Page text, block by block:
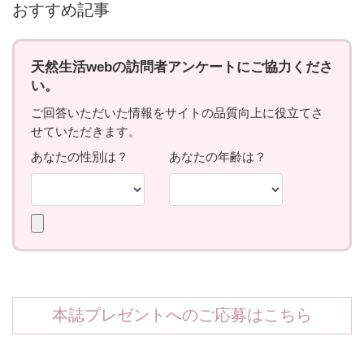
おすすめ記事
本誌プレゼントへのご応募はこちら